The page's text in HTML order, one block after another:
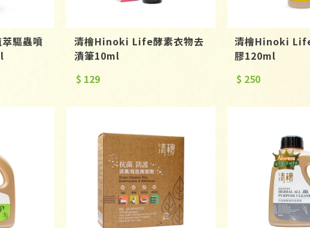
驅蟲噴
清檜Hinoki Life酵素衣物去
漬筆10ml
$ 129
清檜Hinoki
膠120ml
$ 250